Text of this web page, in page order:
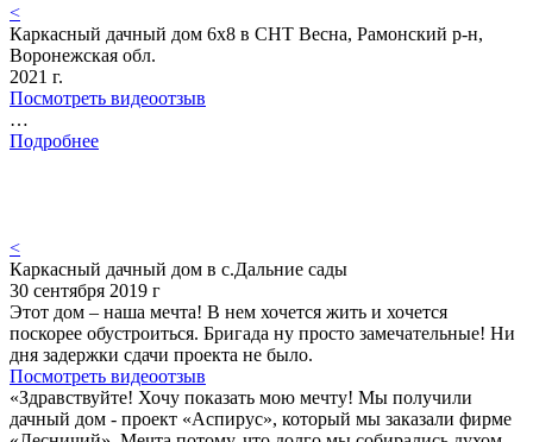
<
Каркасный дачный дом 6х8 в СНТ Весна, Рамонский р-н,
Воронежская обл.
2021 г.
Посмотреть видеоотзыв
…
Подробнее
<
Каркасный дачный дом в с.Дальние сады
30 сентября 2019 г
Этот дом – наша мечта! В нем хочется жить и хочется
поскорее обустроиться. Бригада ну просто замечательные! Ни
дня задержки сдачи проекта не было.
Посмотреть видеоотзыв
«Здравствуйте! Хочу показать мою мечту! Мы получили
дачный дом - проект «Аспирус», который мы заказали фирме